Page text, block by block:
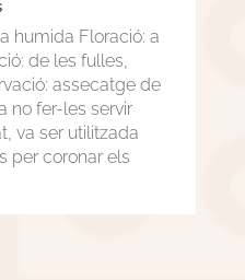
humida Floració: a
de les fulles,
assecatge de
no fer-les servir
va ser utilitzada
per coronar els